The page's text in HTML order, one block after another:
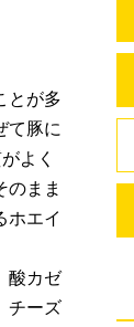
とが多
て豚に
よく
のまま
ホエイ
酸カゼ
チーズ